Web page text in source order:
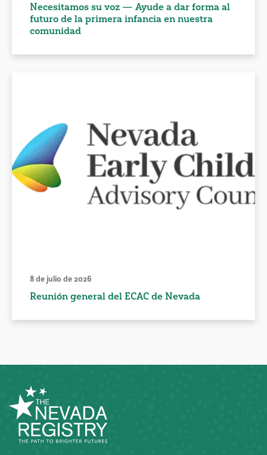
Necesitamos su voz — Ayude a dar forma al
futuro de la primera infancia en nuestra
comunidad
8 de julio de 2026
Reunión general del ECAC de Nevada